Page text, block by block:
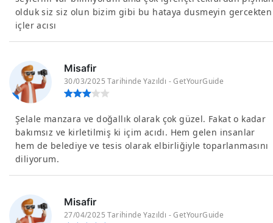
olduk siz siz olun bizim gibi bu hataya dusmeyin gercekten
içler acısı
Misafir
30/03/2025 Tarihinde Yazıldı - GetYourGuide
Şelale manzara ve doğallık olarak çok güzel. Fakat o kadar
bakımsız ve kirletilmiş ki içim acıdı. Hem gelen insanlar
hem de belediye ve tesis olarak elbirliğiyle toparlanmasını
diliyorum.
Misafir
27/04/2025 Tarihinde Yazıldı - GetYourGuide